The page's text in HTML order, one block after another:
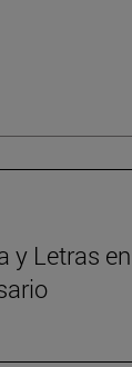
y Letras